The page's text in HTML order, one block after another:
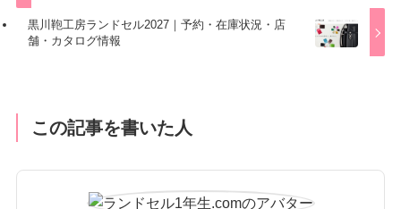
黒川鞄工房ランドセル2027｜予約・在庫状況・店
舗・カタログ情報
この記事を書いた人